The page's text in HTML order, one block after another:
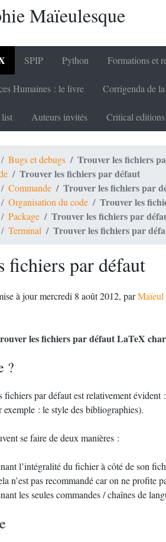
Maïeulesque
SPIP Python Formations et
Humaines : le livre Corrigenda de
list Auteurs invités Critical
Bugs et debugs Trouver les fichiers
Trouver les fichiers par défaut
Commande Trouver les fichiers par
Organisation du code Trouver les
Package Trouver les fichiers par
Terminal Trouver les fichiers par
fichiers par défaut
à jour mercredi 8 août 2012, parMaïeul
les fichiers par défaut LaTeX
?
fichiers par défaut est relativement
: le style des bibliographies).
se faire de deux manières :
l’intégralité du fichier à côté de son
n’est pas recommandé car on ne profite
les seules commandes / chaînes de